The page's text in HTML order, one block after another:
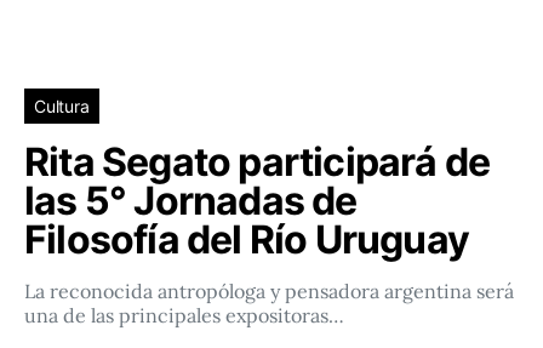
Cultura
Rita Segato participará de
las 5° Jornadas de
Filosofía del Río Uruguay
La reconocida antropóloga y pensadora argentina será
una de las principales expositoras…